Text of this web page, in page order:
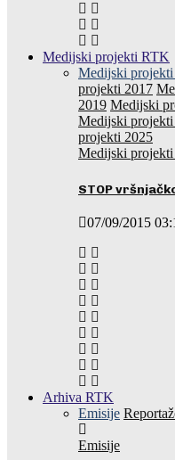
Medijski projekti RTK
Medijski
projekti 2017
2019 Medijski
Medijski projekti
projekti 2025
Medijski
STOP
07/09/2015
Arhiva RTK
Emisije
Emisije